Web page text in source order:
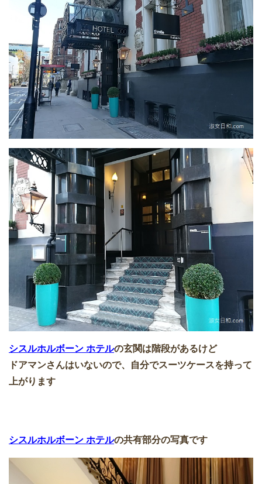
シスルホルボーン ホテルの玄関は階段があるけど
ドアマンさんはいないので、自分でスーツケースを持って
上がります
シスルホルボーン ホテルの共有部分の写真です